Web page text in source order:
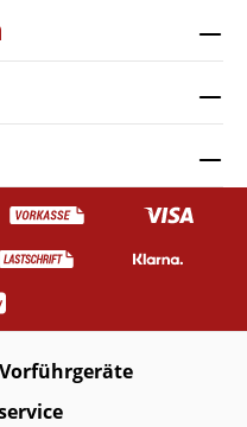
Vorführgeräte